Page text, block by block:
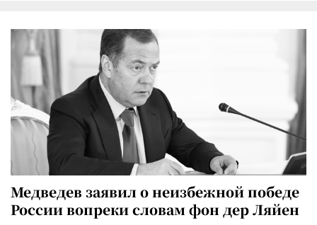
Медведев заявил о неизбежной победе
России вопреки словам фон дер Ляйен